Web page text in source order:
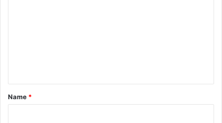
*
Name *